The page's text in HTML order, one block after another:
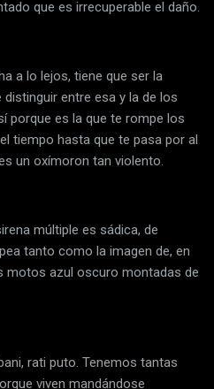
que es irrecuperable el daño.
a lo lejos, tiene que ser la
entre esa y la de los
porque es la que te rompe los
tiempo hasta que te pasa por al
un oxímoron tan violento.
múltiple es sádica, de
tanto como la imagen de, en
motos azul oscuro montadas de
rati puto. Tenemos tantas
viven mandándose